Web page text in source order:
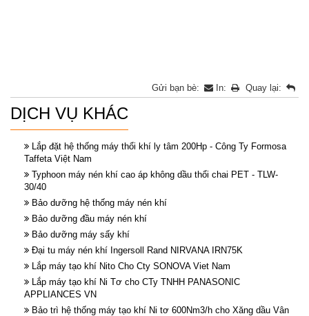
Gửi bạn bè: In: Quay lại:
DỊCH VỤ KHÁC
Lắp đặt hệ thống máy thổi khí ly tâm 200Hp - Công Ty Formosa
Taffeta Việt Nam
Typhoon máy nén khí cao áp không dầu thổi chai PET - TLW-
30/40
Bảo dưỡng hệ thống máy nén khí
Bảo dưỡng đầu máy nén khí
Bảo dưỡng máy sấy khí
Đại tu máy nén khí Ingersoll Rand NIRVANA IRN75K
Lắp máy tạo khí Nito Cho Cty SONOVA Viet Nam
Lắp máy tạo khí Ni Tơ cho CTy TNHH PANASONIC
APPLIANCES VN
Bảo trì hệ thống máy tạo khí Ni tơ 600Nm3/h cho Xăng dầu Vân